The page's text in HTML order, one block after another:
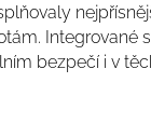
Integrované
bezpečí i v